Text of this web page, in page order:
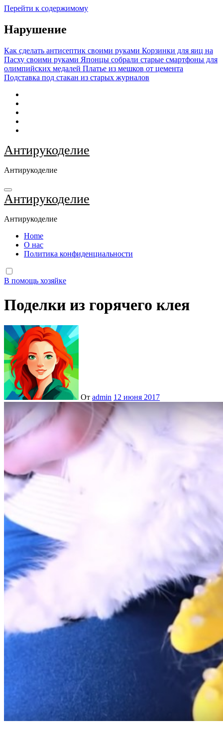
Перейти к содержимому
Нарушение
Как сделать антисептик своими руками Корзинки для яиц на
Пасху своими руками Японцы собрали старые смартфоны для
олимпийских медалей Платье из мешков от цемента
Подставка под стакан из старых журналов
Антирукоделие
Антирукоделие
Антирукоделие
Антирукоделие
Home
О нас
Политика конфиденциальности
В помощь хозяйке
Поделки из горячего клея
От admin 12 июня 2017